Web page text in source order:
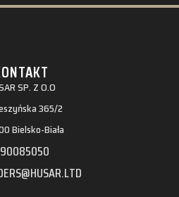
SP. Z O.O
365/2
Bielsko-Biała